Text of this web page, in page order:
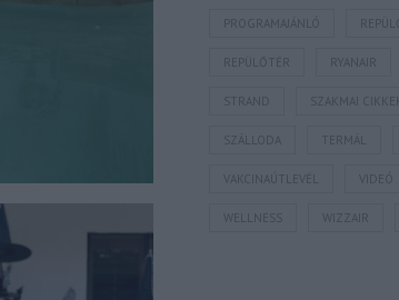
PROGRAMAJÁNLÓ REPÜLŐ
REPÜLŐTÉR RYANAIR
STRAND SZAKMAI CIKKEK
SZÁLLODA TERMÁL
VAKCINAÚTLEVÉL VIDEÓ
WELLNESS WIZZAIR